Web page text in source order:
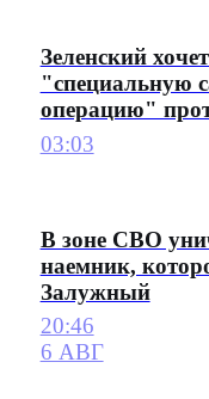
Зеленский
"специальную
операцию"
03:03
В зоне СВО
наемник,
Залужный
20:46
6 АВГ